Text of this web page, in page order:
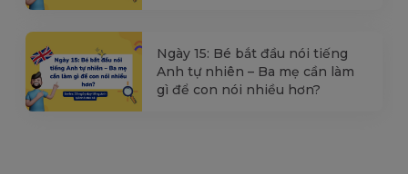
Ngày 15: Bé bắt đầu nói tiếng
Anh tự nhiên – Ba mẹ cần làm
gì để con nói nhiều hơn?